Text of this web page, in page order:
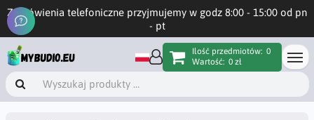
Zamówienia telefoniczne przyjmujemy w godz 8:00 - 15:00 od pn
- pt
Ilość przedmiotów: 0
Wartość: 0 zł